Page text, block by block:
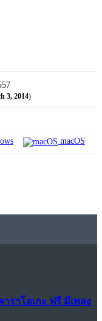
3, 2014)
macOS
ราโอเกะ ฟรี มีเพลง